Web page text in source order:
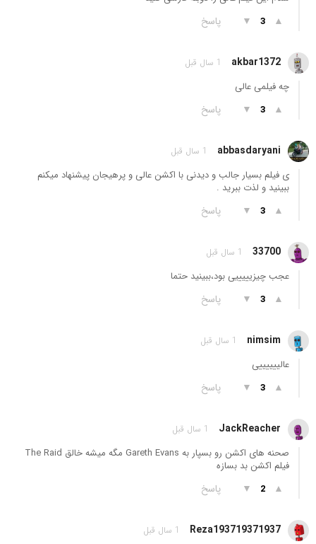
▲
3
▼ پاسخ
akbar1372 1 سال قبل
چه فیلمی عالی
▲
3
▼ پاسخ
abbasdaryani 1 سال قبل
ی فیلم بسیار جالب و دیدنی با اکشن عالی و پرهیجان پیشنهاد میکنم
ببینید و لذت ببرید .
▲
3
▼ پاسخ
33700 1 سال قبل
عجب چیزیییییی بود،ببینید حتما
▲
3
▼ پاسخ
nimsim 1 سال قبل
عالییییییی
▲
3
▼ پاسخ
JackReacher 1 سال قبل
صحنه های اکشن رو بسپار به Gareth Evans مگه میشه خالق The Raid
فیلم اکشن بد بسازه
▲
2
▼ پاسخ
Reza193719371937 1 سال قبل